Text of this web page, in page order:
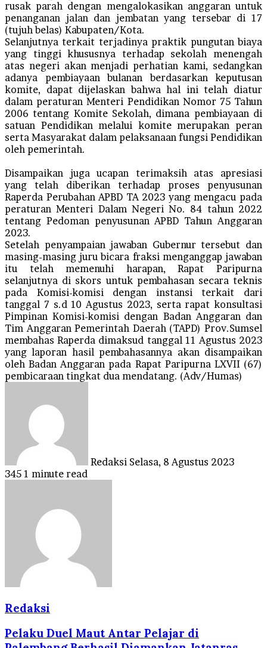
rusak parah dengan mengalokasikan anggaran untuk
penanganan jalan dan jembatan yang tersebar di 17
(tujuh belas) Kabupaten/Kota.
Selanjutnya terkait terjadinya praktik pungutan biaya
yang tinggi khususnya terhadap sekolah menengah
atas negeri akan menjadi perhatian kami, sedangkan
adanya pembiayaan bulanan berdasarkan keputusan
komite, dapat dijelaskan bahwa hal ini telah diatur
dalam peraturan Menteri Pendidikan Nomor 75 Tahun
2006 tentang Komite Sekolah, dimana pembiayaan di
satuan Pendidikan melalui komite merupakan peran
serta Masyarakat dalam pelaksanaan fungsi Pendidikan
oleh pemerintah.
Disampaikan juga ucapan terimaksih atas apresiasi
yang telah diberikan terhadap proses penyusunan
Raperda Perubahan APBD TA 2023 yang mengacu pada
peraturan Menteri Dalam Negeri No. 84 tahun 2022
tentang Pedoman penyusunan APBD Tahun Anggaran
2023.
Setelah penyampaian jawaban Gubernur tersebut dan
masing-masing juru bicara fraksi menganggap jawaban
itu telah memenuhi harapan, Rapat Paripurna
selanjutnya di skors untuk pembahasan secara teknis
pada Komisi-komisi dengan instansi terkait dari
tanggal 7 s.d 10 Agustus 2023, serta rapat konsultasi
Pimpinan Komisi-komisi dengan Badan Anggaran dan
Tim Anggaran Pemerintah Daerah (TAPD) Prov.Sumsel
membahas Raperda dimaksud tanggal 11 Agustus 2023
yang laporan hasil pembahasannya akan disampaikan
oleh Badan Anggaran pada Rapat Paripurna LXVII (67)
pembicaraan tingkat dua mendatang. (Adv/Humas)
Redaksi Selasa, 8 Agustus 2023
345 1 minute read
Redaksi
Pelaku Duel Maut Antar Pelajar di